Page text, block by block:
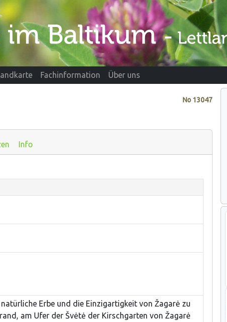
Fachinformation Über uns
No 13047
Info
Erbe und die Einzigartigkeit von Žagarė zu
am Ufer der Švėtė der Kirschgarten von Žagarė